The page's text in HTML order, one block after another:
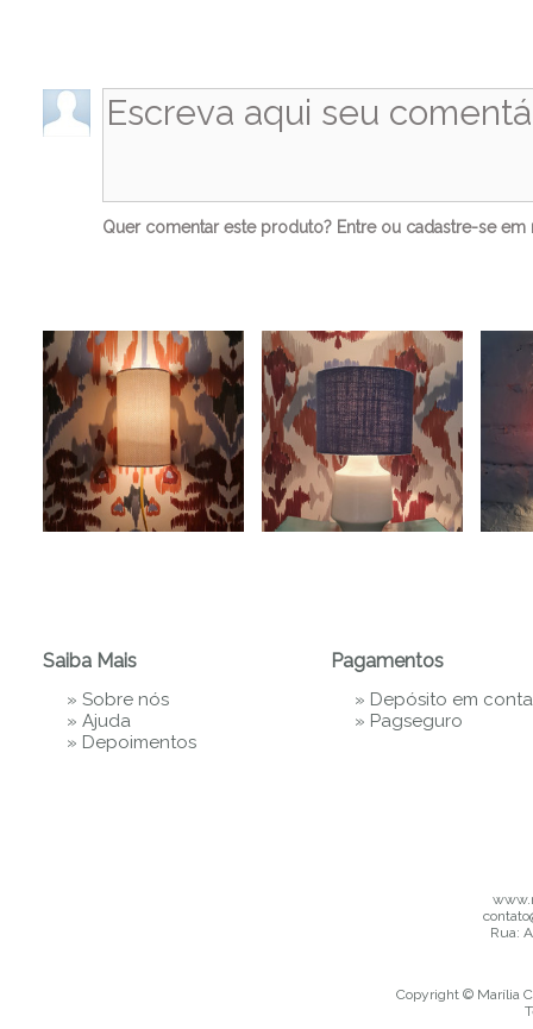
Quer comentar este produto? Entreou cadastre-seem
Saiba Mais
» Sobre nós
» Ajuda
» Depoimentos
Pagamentos
» Depósito em conta
» Pagseguro
Rua:
Copyright © Marília